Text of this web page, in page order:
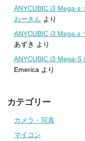
ANYCUBIC i3 Mega-s
おーきん より
ANYCUBIC i3 Mega-s
あずき より
ANYCUBIC i3 Mega-S
Emerica より
カテゴリー
カメラ・写真
マイコン